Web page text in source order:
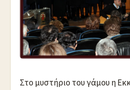
Στο μυστήριο του γάμου η